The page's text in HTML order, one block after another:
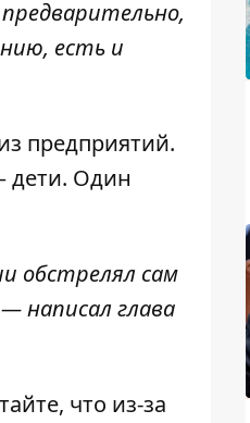
есть и
предприятий.
дети. Один
обстрелял сам
написал глава
что из-за